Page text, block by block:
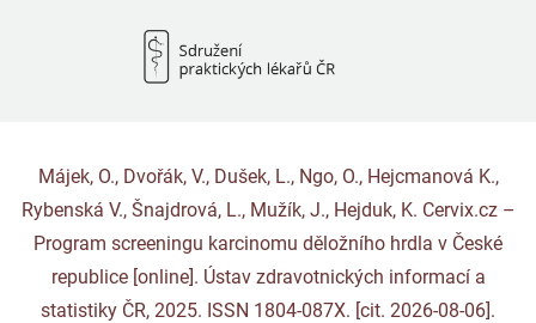
Májek, O., Dvořák, V., Dušek, L., Ngo, O., Hejcmanová K.,
Rybenská V., Šnajdrová, L., Mužík, J., Hejduk, K. Cervix.cz –
Program screeningu karcinomu děložního hrdla v České
republice [online]. Ústav zdravotnických informací a
statistiky ČR, 2025. ISSN 1804-087X. [cit. 2026-08-06].